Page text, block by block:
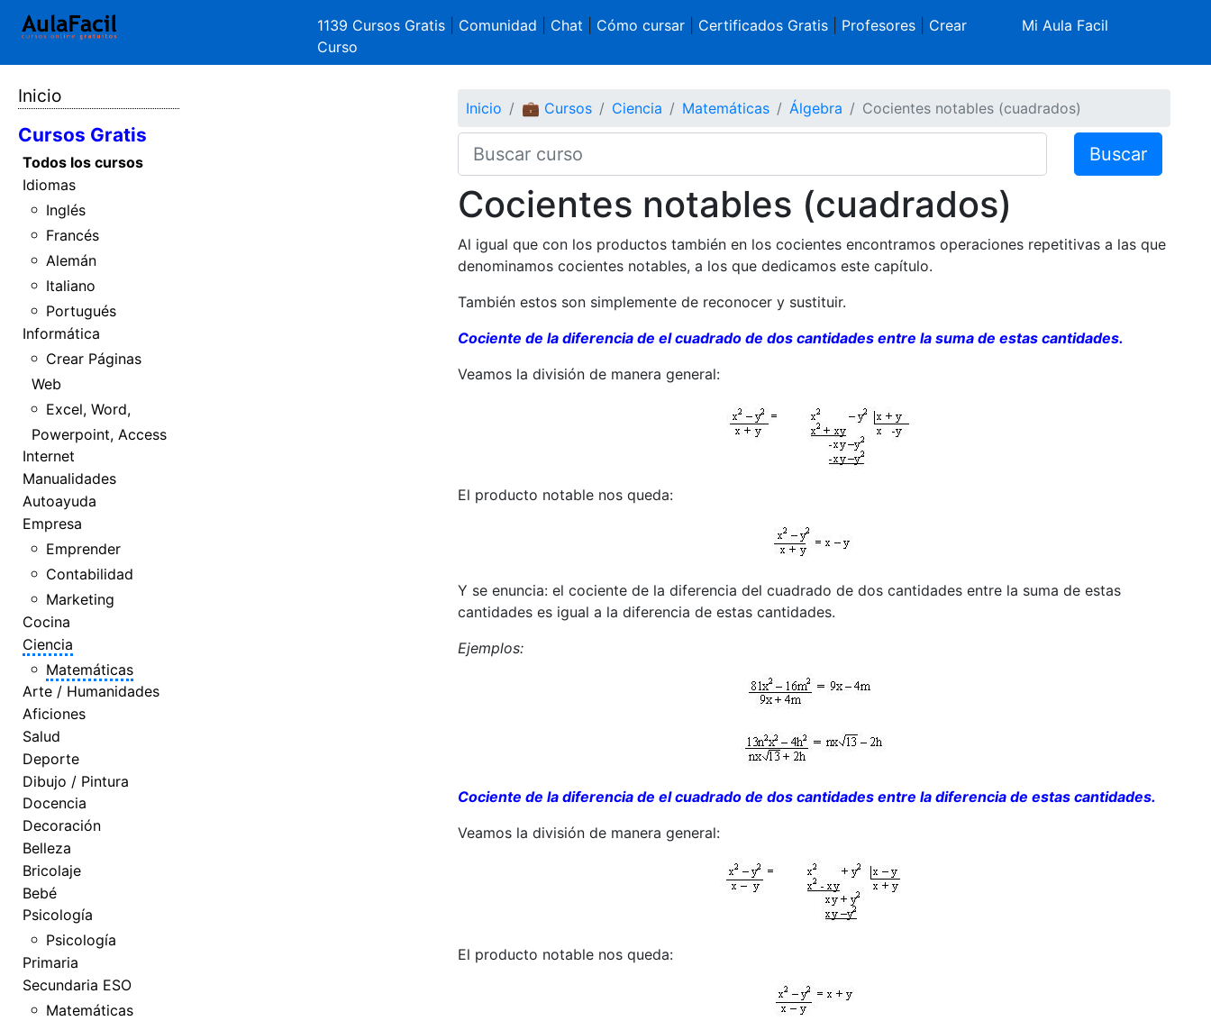
1139 Cursos Gratis Comunidad Chat Cómo cursar| Certificados Gratis| Profesores| Crear
Curso
Mi Aula Facil
Inicio
Cursos Gratis
Todos los cursos
Idiomas
Inglés
Francés
Alemán
Italiano
Portugués
Informática
Crear Páginas
Web
Excel, Word,
Powerpoint, Access
Internet
Manualidades
Autoayuda
Empresa
Emprender
Contabilidad
Marketing
Cocina
Ciencia
Matemáticas
Arte / Humanidades
Aficiones
Salud
Deporte
Dibujo / Pintura
Docencia
Decoración
Belleza
Bricolaje
Bebé
Psicología
Psicología
Primaria
Secundaria ESO
Matemáticas
Inicio 💼 Cursos Ciencia Matemáticas Álgebra Cocientes notables (cuadrados)
Buscar
Cocientes notables (cuadrados)
Al igual que con los productos también en los cocientes encontramos operaciones repetitivas a las que
denominamos cocientes notables, a los que dedicamos este capítulo.
También estos son simplemente de reconocer y sustituir.
Cociente de la diferencia de el cuadrado de dos cantidades entre la suma de estas cantidades.
Veamos la división de manera general:
El producto notable nos queda:
Y se enuncia: el cociente de la diferencia del cuadrado de dos cantidades entre la suma de estas
cantidades es igual a la diferencia de estas cantidades.
Ejemplos:
Cociente de la diferencia de el cuadrado de dos cantidades entre la diferencia de estas cantidades.
Veamos la división de manera general:
El producto notable nos queda: